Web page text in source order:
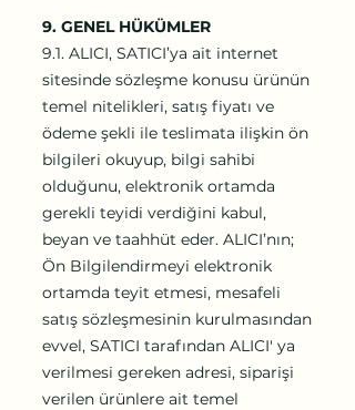
9. GENEL HÜKÜMLER
9.1. ALICI, SATICI’ya ait internet
sitesinde sözleşme konusu ürünün
temel nitelikleri, satış fiyatı ve
ödeme şekli ile teslimata ilişkin ön
bilgileri okuyup, bilgi sahibi
olduğunu, elektronik ortamda
gerekli teyidi verdiğini kabul,
beyan ve taahhüt eder. ALICI’nın;
Ön Bilgilendirmeyi elektronik
ortamda teyit etmesi, mesafeli
satış sözleşmesinin kurulmasından
evvel, SATICI tarafından ALICI' ya
verilmesi gereken adresi, siparişi
verilen ürünlere ait temel